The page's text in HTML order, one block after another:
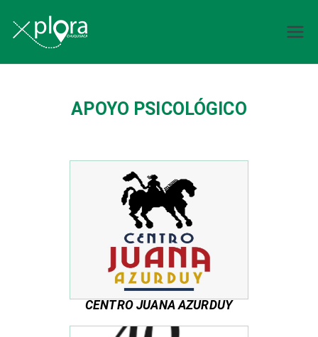
APOYO PSICOLÓGICO
CENTRO JUANA AZURDUY